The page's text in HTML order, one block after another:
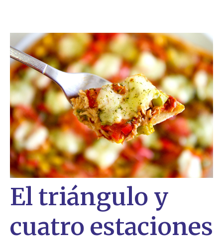
El triángulo y
cuatro estaciones